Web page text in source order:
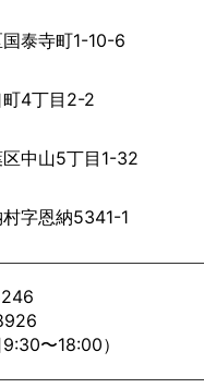
泰寺町1-10-6
4丁目2-2
中山5丁目1-32
字恩納5341-1
〜18:00）